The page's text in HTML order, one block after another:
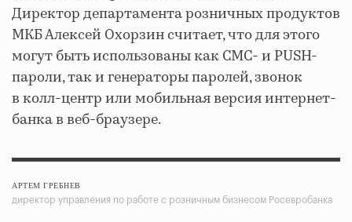
Директор департамента розничных продуктов
МКБ Алексей Охорзин считает, что для этого
могут быть использованы как СМС- и PUSH-
пароли, так и генераторы паролей, звонок
в колл-центр или мобильная версия интернет-
банка в веб-браузере.
АРТЕМ ГРЕБНЕВ
директор управления по работе с розничным бизнесом Росевробанка